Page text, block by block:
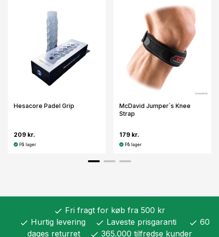
Hesacore Padel Grip
209 kr.
På lager
McDavid Jumper´s Knee
Strap
179 kr.
På lager
check Fri fragt for køb fra 500 kr
check Hurtig levering check Laveste prisgaranti check 60
dages returret
check 365.000 tilfredse kunder